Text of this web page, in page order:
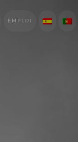
EMPLOI